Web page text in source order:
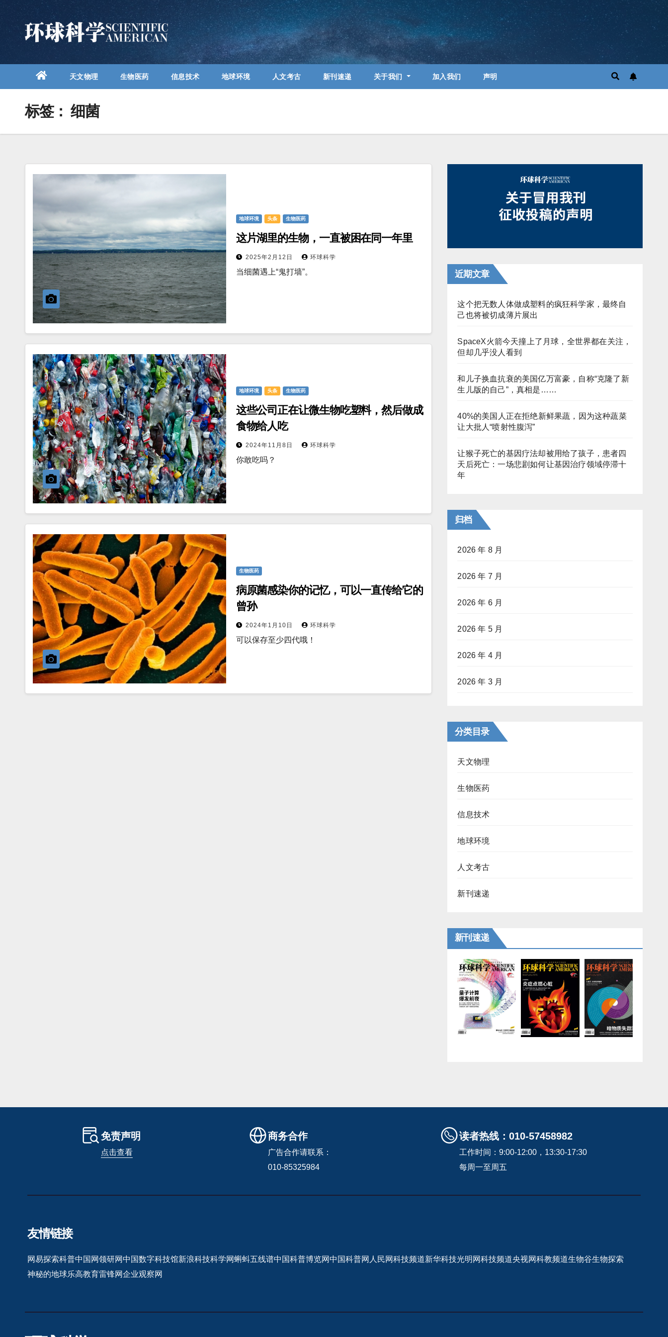
天文物理 生物医药 信息技术 地球环境 人文考古 新刊速递 关于我们 加入我们 声明
标签： 细菌
地球环境 头条 生物医药
这片湖里的生物，一直被困在同一年里
2025年2月12日 环球科学
当细菌遇上“鬼打墙”。
地球环境 头条 生物医药
这些公司正在让微生物吃塑料，然后做成
食物给人吃
2024年11月8日 环球科学
你敢吃吗？
生物医药
病原菌感染你的记忆，可以一直传给它的
曾孙
2024年1月10日 环球科学
可以保存至少四代哦！
近期文章
这个把无数人体做成塑料的疯狂科学家，最终自
己也将被切成薄片展出
SpaceX火箭今天撞上了月球，全世界都在关注，
但却几乎没人看到
和儿子换血抗衰的美国亿万富豪，自称“克隆了新
生儿版的自己”，真相是……
40%的美国人正在拒绝新鲜果蔬，因为这种蔬菜
让大批人“喷射性腹泻”
让猴子死亡的基因疗法却被用给了孩子，患者四
天后死亡：一场悲剧如何让基因治疗领域停滞十
年
归档
2026 年 8 月
2026 年 7 月
2026 年 6 月
2026 年 5 月
2026 年 4 月
2026 年 3 月
分类目录
天文物理
生物医药
信息技术
地球环境
人文考古
新刊速递
新刊速递
免责声明
点击查看
商务合作
广告合作请联系：
010-85325984
读者热线：010-57458982
工作时间：9:00-12:00，13:30-17:30
每周一至周五
友情链接
网易探索科普中国网领研网中国数字科技馆新浪科技科学网蝌蚪五线谱中国科普博览网中国科普网 人民网科技频道新华科技光明网科技频道央视网科教频道生物谷生物探索
神秘的地球乐高教育雷锋网企业观察网